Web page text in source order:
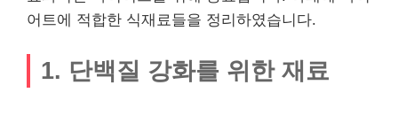
어트에 적합한 식재료들을 정리하였습니다.
1. 단백질 강화를 위한 재료